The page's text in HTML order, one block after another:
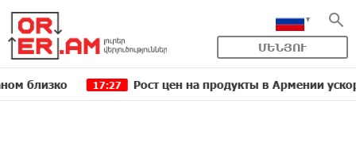
ՄԵՆՅՈՒ
17:27 Рост цен на продукты в Армении ускорился до